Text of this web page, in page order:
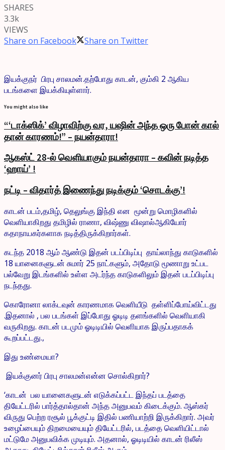
SHARES
3.3k
VIEWS
Share on Facebook
Share on Twitter
இயக்குநர் பிரபு சாலமன்.தற்போது காடன், கும்கி 2 ஆகிய
படங்களை இயக்கியுள்ளார்.
You might also like
“‘டாக்ஸிக்’ விழாவிற்கு வர, யஷின் அந்த ஒரு போன் கால்
தான் காரணம்!” – நயன்தாரா!
ஆகஸ்ட் 28-ல் வெளியாகும் நயன்தாரா – கவின் நடித்த
‘ஹாய்’ !
நட்டி – விதார்த் இணைந்து நடிக்கும் ‘சொடக்கு’!
காடன் படம்,தமிழ், தெலுங்கு இந்தி என மூன்று மொழிகளில்
வெளியாகிறது தமிழில் ராணா, விஷ்ணு விஷால்ஆகியோர்
கதாநாயகர்களாக நடித்திருக்கிறார்கள்.
கடந்த 2018 ஆம் ஆண்டு இதன் படப்பிடிப்பு தாய்லாந்து காடுகளில்
18 யானைகளுடன் சுமார் 25 நாட்களும், அதோடு மூணாறு உட்பட
பல்வேறு இடங்களில் உள்ள அடர்ந்த காடுகளிலும் இதன் படப்பிடிப்பு
நடந்தது.
கொரோனா லாக்டவுன் காரணமாக வெளியீடு தள்ளிப்போய்விட்டது
.இதனால் , பல படங்கள் இப்போது ஓடிடி தளங்களில் வெளியாகி
வருகிறது. காடன் படமும் ஓடிடியில் வெளியாக இருப்பதாகக்
கூறப்பட்டது.,
இது உண்மையா?
இயக்குனர் பிரபு சாலமன்என்ன சொல்கிறார்?
‘காடன் பல யானைகளுடன் எடுக்கப்பட்ட இந்தப் படத்தை
தியேட்டரில் பார்த்தால்தான் அந்த அனுபவம் கிடைக்கும். ஆஸ்கர்
விருது பெற்ற ரசூல் பூக்குட்டி இதில் பணியாற்றி இருக்கிறார். அவர்
உழைப்பையும் திறமையையும் தியேட்டரில், படத்தை வெளியிட்டால்
மட்டுமே அனுபவிக்க முடியும். அதனால், ஓடிடியில் காடன் ரிலீஸ்